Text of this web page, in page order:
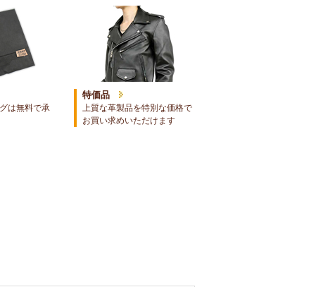
は無料で承
特価品
上質な革製品を特別な価格で
お買い求めいただけます